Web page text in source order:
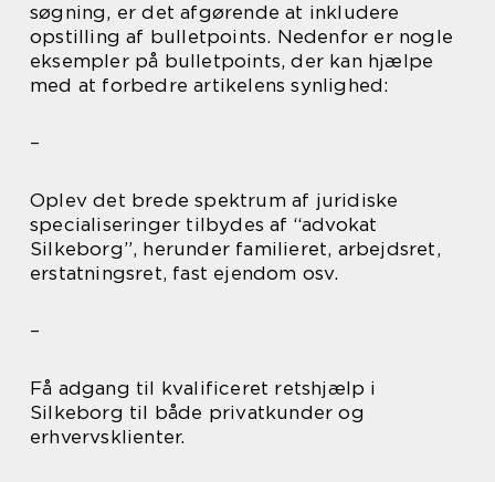
søgning, er det afgørende at inkludere
opstilling af bulletpoints. Nedenfor er nogle
eksempler på bulletpoints, der kan hjælpe
med at forbedre artikelens synlighed:
–
Oplev det brede spektrum af juridiske
specialiseringer tilbydes af “advokat
Silkeborg”, herunder familieret, arbejdsret,
erstatningsret, fast ejendom osv.
–
Få adgang til kvalificeret retshjælp i
Silkeborg til både privatkunder og
erhvervsklienter.